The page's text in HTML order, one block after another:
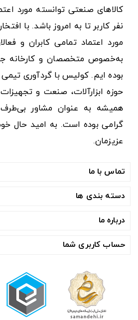
نفر کاربر تا به امروز باشد. با
مورد اعتماد تمامی کابران و
به‌خصوص متخصصان و کارخانه
بوده ایم. کولیس با گردآوری
حوزه ابزارآلات، صنعت و
همیشه به عنوان مشاور
گرامی بوده است. به امید حال
عزیزمان.
تماس با ما
دسته بندی ها
درباره ما
حساب کاربری شما